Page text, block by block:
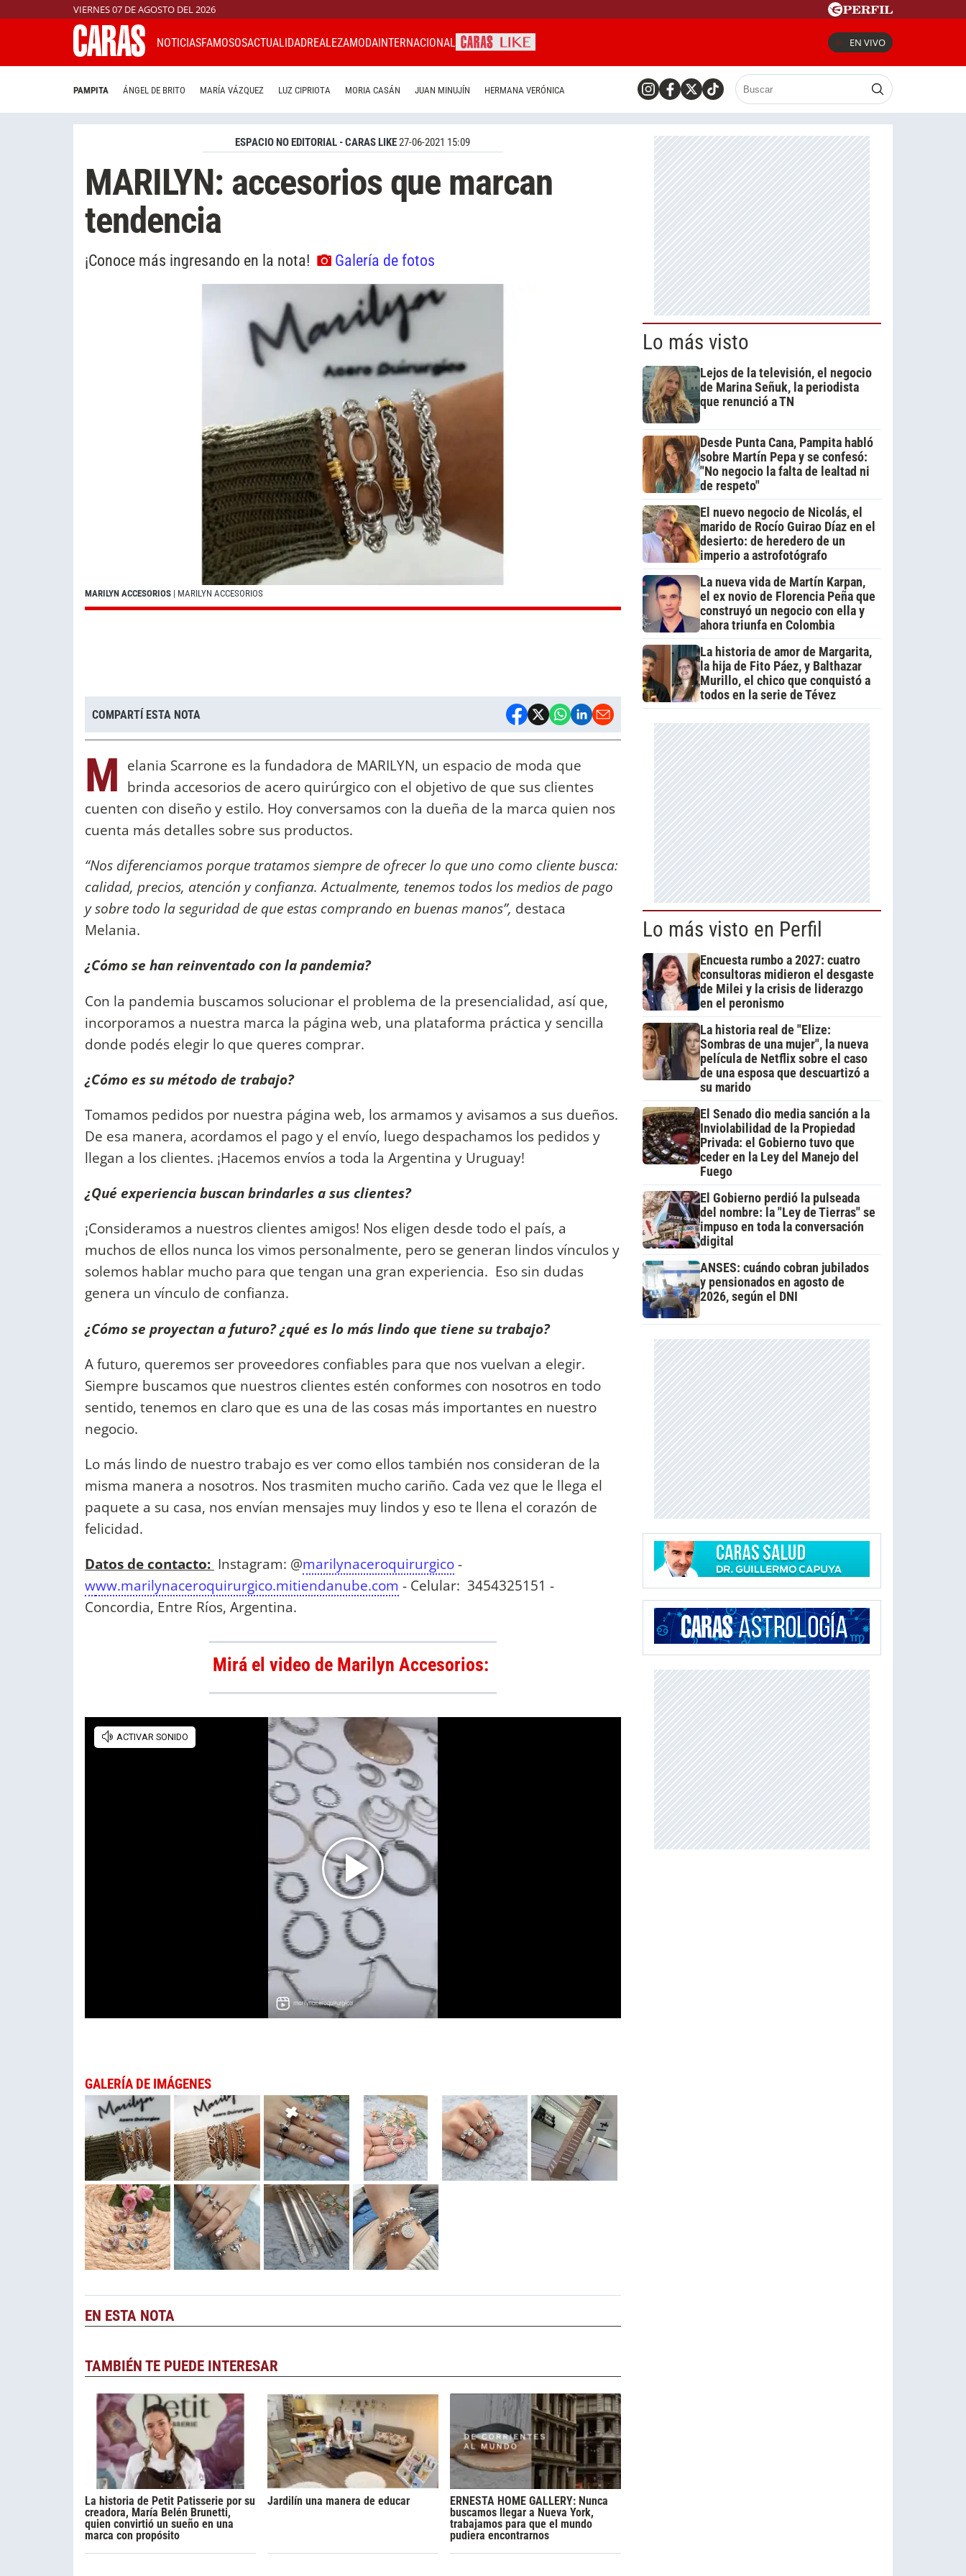
VIERNES 07 DE AGOSTO DEL 2026
NOTICIASFAMOSOSACTUALIDADREALEZAMODAINTERNACIONAL EN VIVO
PAMPITA ÁNGEL DE BRITO MARÍA VÁZQUEZ LUZ CIPRIOTA MORIA CASÁN JUAN MINUJÍN HERMANA VERÓNICA
ESPACIO NO EDITORIAL - CARAS LIKE27-06-2021 15:09
MARILYN: accesorios que marcan
tendencia
¡Conoce más ingresando en la nota! Galería de fotos
MARILYN ACCESORIOS | MARILYN ACCESORIOS
COMPARTÍ ESTA NOTA
M elania Scarrone es la fundadora de MARILYN, un espacio de moda que
brinda accesorios de acero quirúrgico con el objetivo de que sus clientes
cuenten con diseño y estilo. Hoy conversamos con la dueña de la marca quien nos
cuenta más detalles sobre sus productos.
“Nos diferenciamos porque tratamos siempre de ofrecer lo que uno como cliente busca:
calidad, precios, atención y confianza. Actualmente, tenemos todos los medios de pago
y sobre todo la seguridad de que estas comprando en buenas manos”, destaca
Melania.
¿Cómo se han reinventado con la pandemia?
Con la pandemia buscamos solucionar el problema de la presencialidad, así que,
incorporamos a nuestra marca la página web, una plataforma práctica y sencilla
donde podés elegir lo que queres comprar.
¿Cómo es su método de trabajo?
Tomamos pedidos por nuestra página web, los armamos y avisamos a sus dueños.
De esa manera, acordamos el pago y el envío, luego despachamos los pedidos y
llegan a los clientes. ¡Hacemos envíos a toda la Argentina y Uruguay!
¿Qué experiencia buscan brindarles a sus clientes?
¡Consideramos a nuestros clientes amigos! Nos eligen desde todo el país, a
muchos de ellos nunca los vimos personalmente, pero se generan lindos vínculos y
solemos hablar mucho para que tengan una gran experiencia. Eso sin dudas
genera un vínculo de confianza.
¿Cómo se proyectan a futuro? ¿qué es lo más lindo que tiene su trabajo?
A futuro, queremos ser proveedores confiables para que nos vuelvan a elegir.
Siempre buscamos que nuestros clientes estén conformes con nosotros en todo
sentido, tenemos en claro que es una de las cosas más importantes en nuestro
negocio.
Lo más lindo de nuestro trabajo es ver como ellos también nos consideran de la
misma manera a nosotros. Nos trasmiten mucho cariño. Cada vez que le llega el
paquete a su casa, nos envían mensajes muy lindos y eso te llena el corazón de
felicidad.
Datos de contacto: Instagram: @marilynaceroquirurgico-
www.marilynaceroquirurgico.mitiendanube.com - Celular: 3454325151 -
Concordia, Entre Ríos, Argentina.
Mirá el video de Marilyn Accesorios:
GALERÍA DE IMÁGENES
EN ESTA NOTA
TAMBIÉN TE PUEDE INTERESAR
La historia de Petit Patisserie por su
creadora, María Belén Brunetti,
quien convirtió un sueño en una
marca con propósito
Jardilín una manera de educar
ERNESTA HOME GALLERY: Nunca
buscamos llegar a Nueva York,
trabajamos para que el mundo
pudiera encontrarnos
Lo más visto
Lejos de la televisión, el negocio
de Marina Señuk, la periodista
que renunció a TN
Desde Punta Cana, Pampita habló
sobre Martín Pepa y se confesó:
"No negocio la falta de lealtad ni
de respeto"
El nuevo negocio de Nicolás, el
marido de Rocío Guirao Díaz en el
desierto: de heredero de un
imperio a astrofotógrafo
La nueva vida de Martín Karpan,
el ex novio de Florencia Peña que
construyó un negocio con ella y
ahora triunfa en Colombia
La historia de amor de Margarita,
la hija de Fito Páez, y Balthazar
Murillo, el chico que conquistó a
todos en la serie de Tévez
Lo más visto en Perfil
Encuesta rumbo a 2027: cuatro
consultoras midieron el desgaste
de Milei y la crisis de liderazgo
en el peronismo
La historia real de "Elize:
Sombras de una mujer", la nueva
película de Netflix sobre el caso
de una esposa que descuartizó a
su marido
El Senado dio media sanción a la
Inviolabilidad de la Propiedad
Privada: el Gobierno tuvo que
ceder en la Ley del Manejo del
Fuego
El Gobierno perdió la pulseada
del nombre: la "Ley de Tierras" se
impuso en toda la conversación
digital
ANSES: cuándo cobran jubilados
y pensionados en agosto de
2026, según el DNI